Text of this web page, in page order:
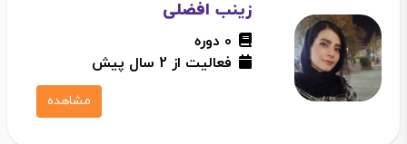
زینب افضلی
0 دوره
فعالیت از 2 سال پیش
مشاهده